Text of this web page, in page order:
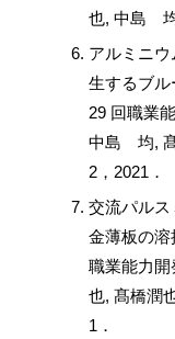
也, 中島 均
アルミニ
生するブ
29 回職業
中島 均, 髙
2，2021．
交流パルス
金薄板の溶
職業能力
也, 髙橋潤
1．